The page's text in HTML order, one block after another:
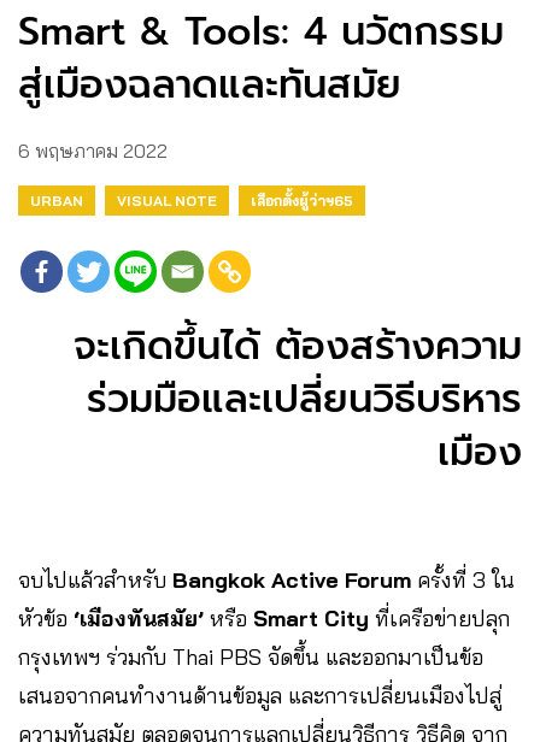
Smart & Tools: 4 นวัตกรรม
สู่เมืองฉลาดและทันสมัย
6 พฤษภาคม 2022
URBAN VISUAL NOTE เลือกตั้งผู้ว่าฯ65
จะเกิดขึ้นได้ ต้องสร้างความ
ร่วมมือและเปลี่ยนวิธีบริหาร
เมือง
จบไปแล้วสำหรับ Bangkok Active Forum ครั้งที่ 3 ใน
หัวข้อ ‘เมืองทันสมัย’ หรือ Smart City ที่เครือข่ายปลุก
กรุงเทพฯ ร่วมกับ Thai PBS จัดขึ้น และออกมาเป็นข้อ
เสนอจากคนทำงานด้านข้อมูล และการเปลี่ยนเมืองไปสู่
ความทันสมัย ตลอดจนการแลกเปลี่ยนวิธีการ วิธีคิด จาก